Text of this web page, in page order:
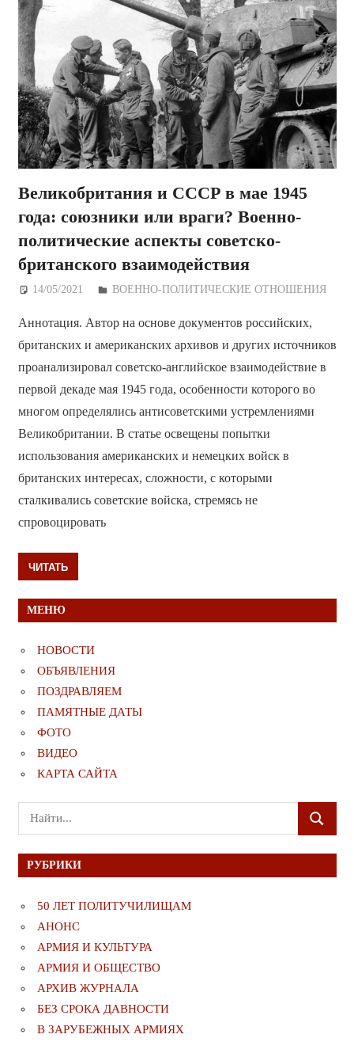
Великобритания и СССР в мае 1945
года: союзники или враги? Военно-
политические аспекты советско-
британского взаимодействия
14/05/2021 Дежурный по Редакции
ВОЕННО-ПОЛИТИЧЕСКИE ОТНОШЕНИЯ
Аннотация. Автор на основе документов российских,
британских и американских архивов и других источников
проанализировал советско-английское взаимодействие в
первой декаде мая 1945 года, особенности которого во
многом определялись антисоветскими устремлениями
Великобритании. В статье освещены попытки
использования американских и немецких войск в
британских интересах, сложности, с которыми
сталкивались советские войска, стремясь не
спровоцировать
ЧИТАТЬ
МЕНЮ
НОВОСТИ
ОБЪЯВЛЕНИЯ
ПОЗДРАВЛЯЕМ
ПАМЯТНЫЕ ДАТЫ
ФОТО
ВИДЕО
КАРТА САЙТА
Поиск
для:
ПОИСК
РУБРИКИ
50 ЛЕТ ПОЛИТУЧИЛИЩАМ
АНОНС
АРМИЯ И КУЛЬТУРА
АРМИЯ И ОБЩЕСТВО
АРХИВ ЖУРНАЛА
БЕЗ СРОКА ДАВНОСТИ
В ЗАРУБЕЖНЫХ АРМИЯХ